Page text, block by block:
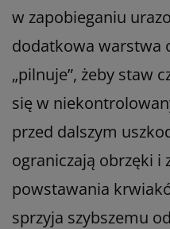
w zapobieganiu
dodatkowa warstwa
„pilnuje”, żeby staw
się w
przed dalszym
ograniczają obrzęki i
powstawania
sprzyja szybszemu